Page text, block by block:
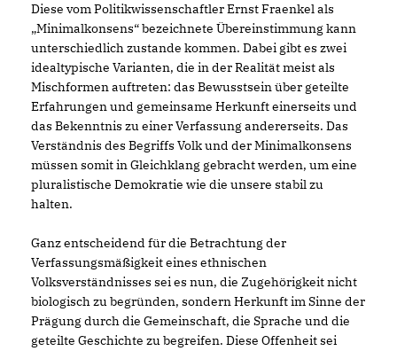
Diese vom Politikwissenschaftler Ernst Fraenkel als
Minimalkonsens“ bezeichnete Übereinstimmung kann
unterschiedlich zustande kommen. Dabei gibt es zwei
idealtypische Varianten, die in der Realität meist als
Mischformen auftreten: das Bewusstsein über geteilte
Erfahrungen und gemeinsame Herkunft einerseits und
das Bekenntnis zu einer Verfassung andererseits. Das
Verständnis des Begriffs Volk und der Minimalkonsens
müssen somit in Gleichklang gebracht werden, um eine
pluralistische Demokratie wie die unsere stabil zu
halten.
Ganz entscheidend für die Betrachtung der
Verfassungsmäßigkeit eines ethnischen
Volksverständnisses sei es nun, die Zugehörigkeit nicht
biologisch zu begründen, sondern Herkunft im Sinne der
Prägung durch die Gemeinschaft, die Sprache und die
geteilte Geschichte zu begreifen. Diese Offenheit sei